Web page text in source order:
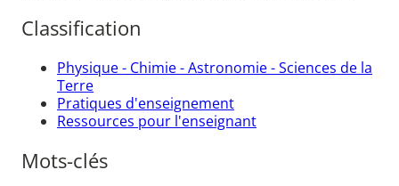
Classification
Physique - Chimie - Astronomie - Sciences de la
Terre
Pratiques d'enseignement
Ressources pour l'enseignant
Mots-clés